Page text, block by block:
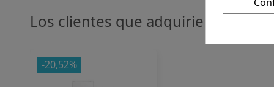
Los clientes que adquirieron este
-20,52%